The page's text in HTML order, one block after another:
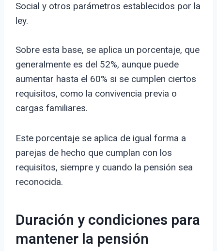
Social y otros parámetros establecidos por la
ley.
Sobre esta base, se aplica un porcentaje, que
generalmente es del 52%, aunque puede
aumentar hasta el 60% si se cumplen ciertos
requisitos, como la convivencia previa o
cargas familiares.
Este porcentaje se aplica de igual forma a
parejas de hecho que cumplan con los
requisitos, siempre y cuando la pensión sea
reconocida.
Duración y condiciones para
mantener la pensión